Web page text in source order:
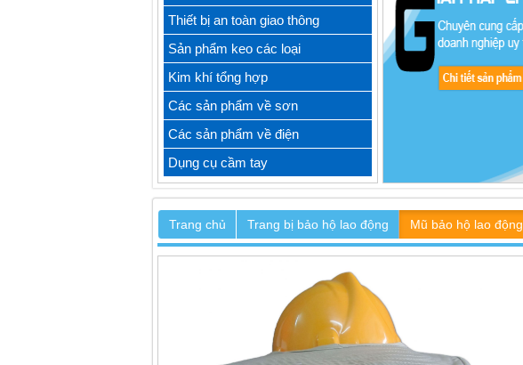
Thiết bị an toàn giao thông
Sản phẩm keo các loại
Kim khí tổng hợp
Các sản phẩm về sơn
Các sản phẩm về điện
Dụng cụ cầm tay
Trang chủ Trang bị bảo hộ lao động Mũ bảo hộ lao động